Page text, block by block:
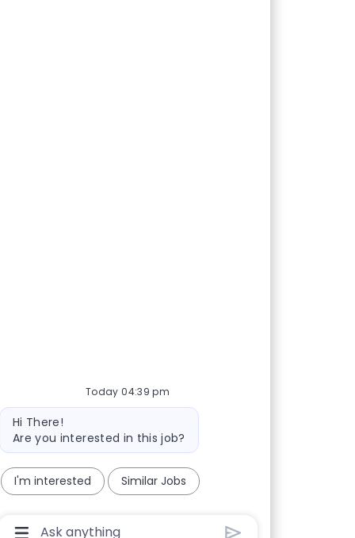
Today 04:39 pm
Bot message
Hi There!
Are you interested in this job?
I'm interested Similar Jobs
Chatbot User Input Box With Send Button